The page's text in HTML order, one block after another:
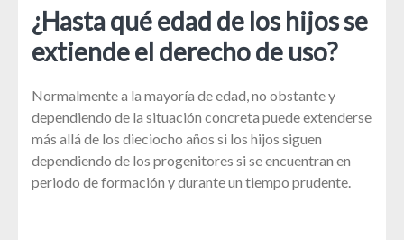
¿Hasta qué edad de los hijos se
extiende el derecho de uso?
Normalmente a la mayoría de edad, no obstante y
dependiendo de la situación concreta puede extenderse
más allá de los dieciocho años si los hijos siguen
dependiendo de los progenitores si se encuentran en
periodo de formación y durante un tiempo prudente.